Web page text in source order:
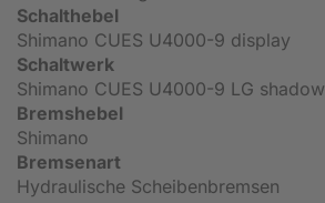
Schalthebel
Shimano CUES U4000-9 display
Schaltwerk
Shimano CUES U4000-9 LG shadow
Bremshebel
Shimano
Bremsenart
Hydraulische Scheibenbremsen